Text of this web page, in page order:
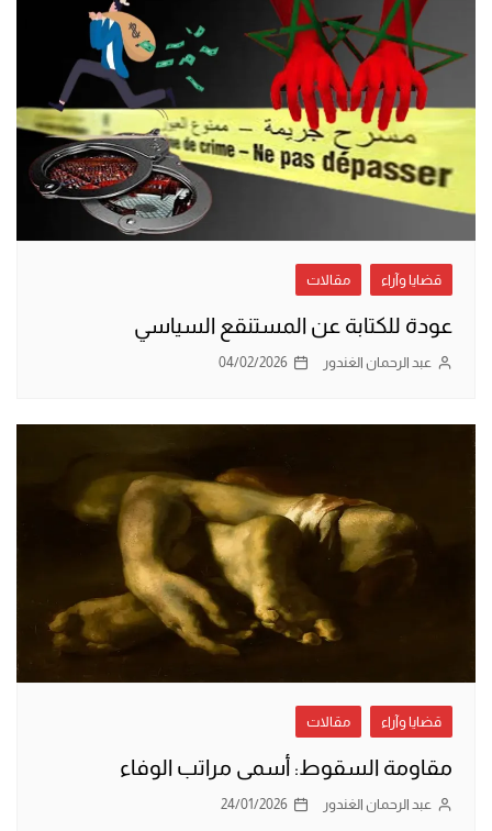
قضايا وآراء مقالات
عودة للكتابة عن المستنقع السياسي
عبد الرحمان الغندور 04/02/2026
قضايا وآراء مقالات
مقاومة السقوط: أسمى مراتب الوفاء
عبد الرحمان الغندور 24/01/2026